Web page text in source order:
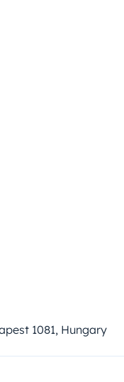
1081, Hungary